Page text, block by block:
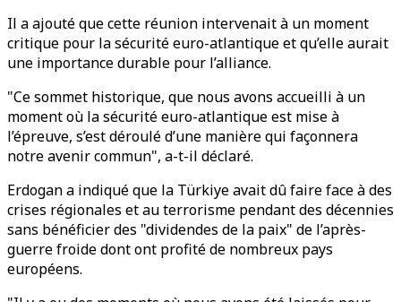
Il a ajouté que cette réunion intervenait à un moment
critique pour la sécurité euro-atlantique et qu’elle aurait
une importance durable pour l’alliance.
"Ce sommet historique, que nous avons accueilli à un
moment où la sécurité euro-atlantique est mise à
l’épreuve, s’est déroulé d’une manière qui façonnera
notre avenir commun", a-t-il déclaré.
Erdogan a indiqué que la Türkiye avait dû faire face à des
crises régionales et au terrorisme pendant des décennies
sans bénéficier des "dividendes de la paix" de l’après-
guerre froide dont ont profité de nombreux pays
européens.